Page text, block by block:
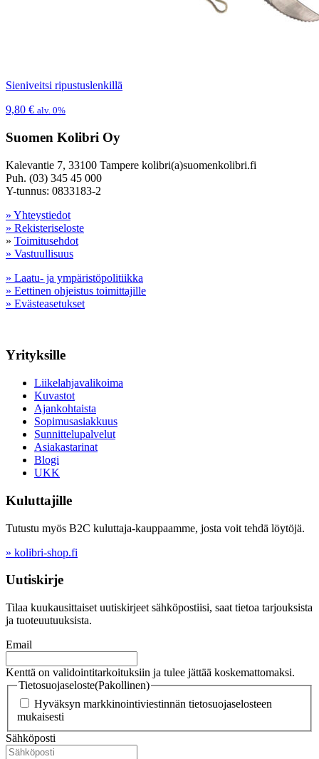
Sieniveitsi ripustuslenkillä
9,80 € alv. 0%
Suomen Kolibri Oy
Kalevantie 7, 33100 Tampere kolibri(a)suomenkolibri.fi
Puh. (03) 345 45 000
Y-tunnus: 0833183-2
» Yhteystiedot
» Rekisteriseloste
» Toimitusehdot
» Vastuullisuus
» Laatu- ja ympäristöpolitiikka
» Eettinen ohjeistus toimittajille
» Evästeasetukset
Yrityksille
Liikelahjavalikoima
Kuvastot
Ajankohtaista
Sopimusasiakkuus
Sunnittelupalvelut
Asiakastarinat
Blogi
UKK
Kuluttajille
Tutustu myös B2C kuluttaja-kauppaamme, josta voit tehdä löytöjä.
» kolibri-shop.fi
Uutiskirje
Tilaa kuukausittaiset uutiskirjeet sähköpostiisi, saat tietoa tarjouksista
ja tuoteuutuuksista.
Email
Kenttä on validointitarkoituksiin ja tulee jättää koskemattomaksi.
Tietosuojaseloste(Pakollinen)
Hyväksyn markkinointiviestinnän tietosuojaselosteen
mukaisesti
Sähköposti